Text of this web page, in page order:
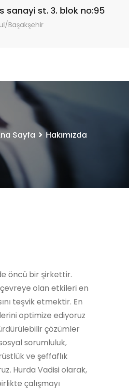
sanayi st. 3. blok no:95
Başakşehir
Sayfa Hakımızda
öncü bir şirkettir.
olan etkileri en
teşvik etmektir. En
optimize ediyoruz
çözümler
sorumluluk,
ve şeffaflık
Hurda Vadisi olarak,
çalışmayı